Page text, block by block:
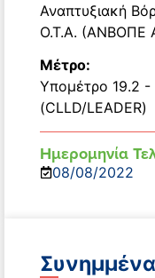
Αναπτυξιακή
Ο.Τ.Α. (ΑΝΒΟΠΕ
Μέτρο:
Υπομέτρο 19.2
(CLLD/LEADER)
Ημερομηνία
08/08/2022
Συνημμένα